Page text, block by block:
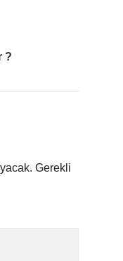
?
Gerekli